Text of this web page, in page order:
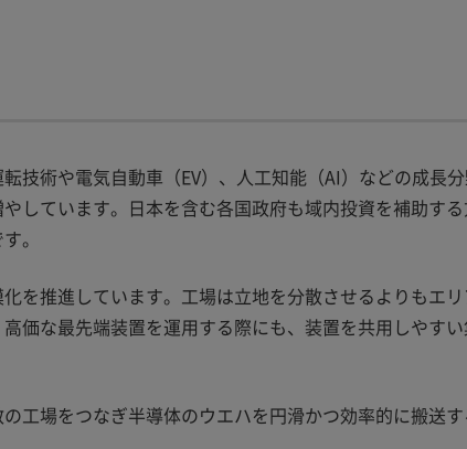
技術や電気自動車（EV）、人工知能（AI）などの成長
しています。日本を含む各国政府も域内投資を補助す
。
を推進しています。工場は立地を分散させるよりもエ
価な最先端装置を運用する際にも、装置を共用しやす
工場をつなぎ半導体のウエハを円滑かつ効率的に搬送